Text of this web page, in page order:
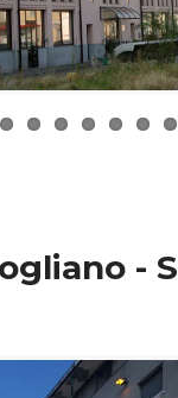
-